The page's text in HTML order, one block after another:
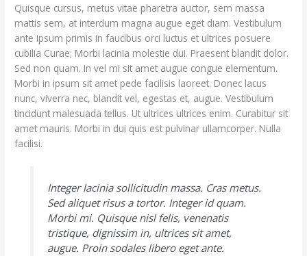
Quisque cursus, metus vitae pharetra auctor, sem massa
mattis sem, at interdum magna augue eget diam. Vestibulum
ante ipsum primis in faucibus orci luctus et ultrices posuere
cubilia Curae; Morbi lacinia molestie dui. Praesent blandit dolor.
Sed non quam. In vel mi sit amet augue congue elementum.
Morbi in ipsum sit amet pede facilisis laoreet. Donec lacus
nunc, viverra nec, blandit vel, egestas et, augue. Vestibulum
tincidunt malesuada tellus. Ut ultrices ultrices enim. Curabitur sit
amet mauris. Morbi in dui quis est pulvinar ullamcorper. Nulla
facilisi.
Integer lacinia sollicitudin massa. Cras metus.
Sed aliquet risus a tortor. Integer id quam.
Morbi mi. Quisque nisl felis, venenatis
tristique, dignissim in, ultrices sit amet,
augue. Proin sodales libero eget ante.